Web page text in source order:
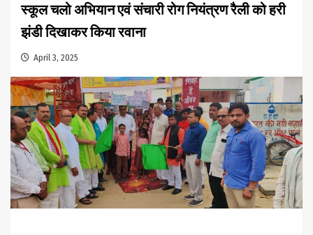
स्कूल चलो अभियान एवं संचारी रोग नियंत्रण रैली को हरी
झंडी दिखाकर किया रवाना
April 3, 2025